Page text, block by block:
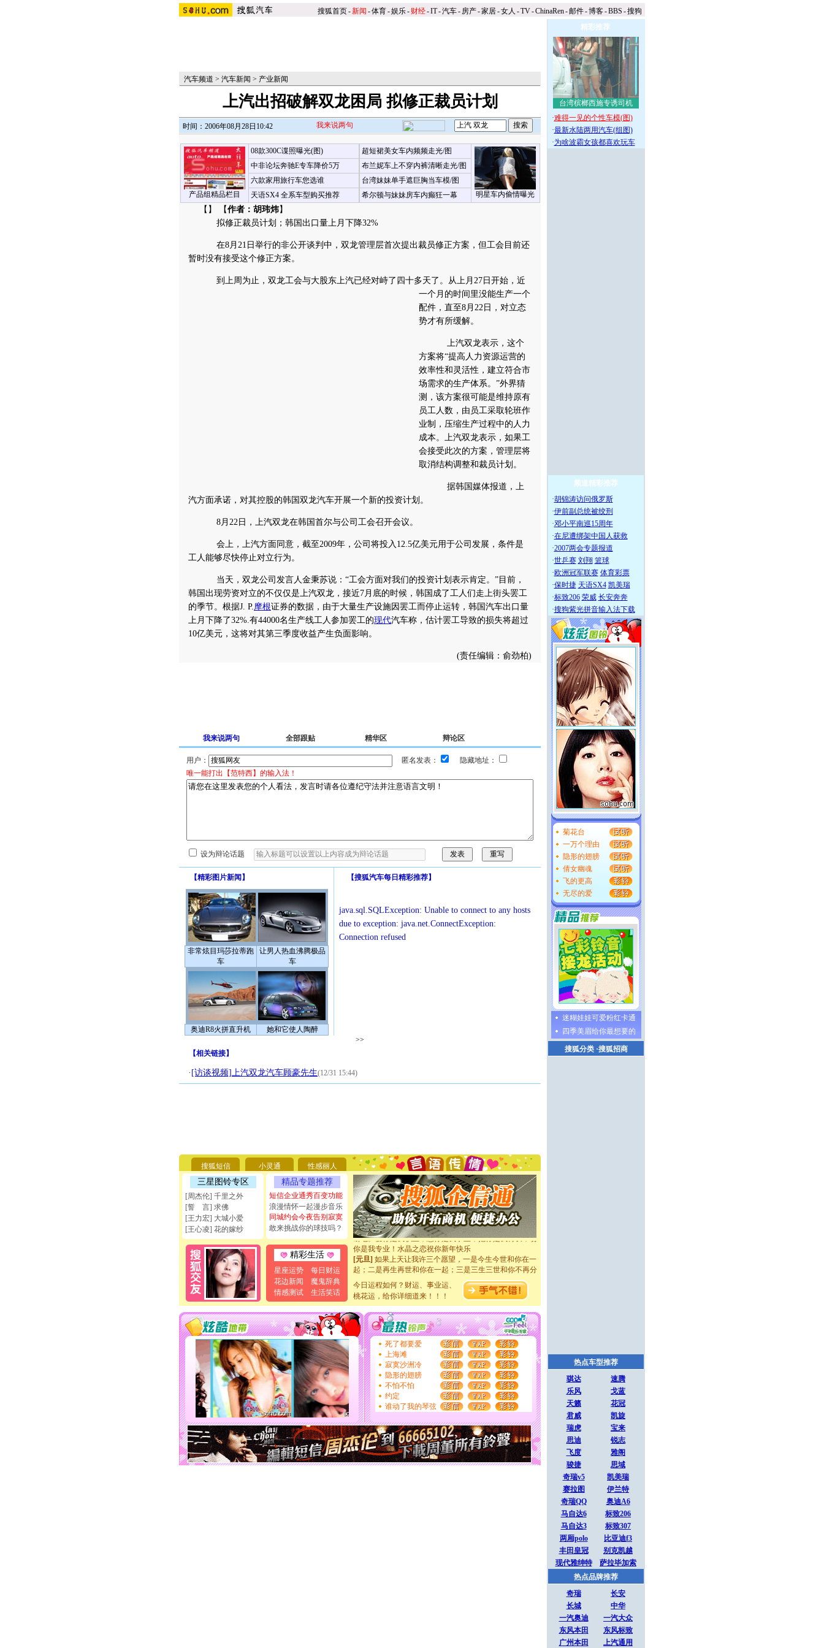
搜狐首页-新闻 -体育-娱乐- 财经-IT-汽车- 房产-家居-女人 -TV-ChinaRen-邮件-博客-BBS -搜狗
汽车频道 > 汽车新闻 > 产业新闻
上汽出招破解双龙困局 拟修正裁员计划
时间：2006年08月28日10:42 我来说两句
产品组精品栏目
08款300C谍照曝光(图)
中非论坛奔驰E专车降价5万
六款家用旅行车您选谁
天语SX4 全系车型购买推荐
超短裙美女车内频频走光/图
明星车内偷情曝光
布兰妮车上不穿内裤清晰走光/图
台湾妹妹单手遮巨胸当车模/图
希尔顿与妹妹房车内癫狂一幕
【 】 【作者：胡玮炜】
拟修正裁员计划；韩国出口量上月下降32%
在8月21日举行的非公开谈判中，双龙管理层首次提出裁员修正方案，但工会目前还
暂时没有接受这个修正方案。
到上周为止，双龙工会与大股东上汽已经对峙了四十多天了。 从上月27日开始，近
一个月的时间里没能生产一个
配件，直至8月22日，对立态
势才有所缓解。
上汽双龙表示，这个
方案将“提高人力资源运营的
效率性和灵活性，建立符合市
场需求的生产体系。”外界猜
测，该方案很可能是维持原有
员工人数，由员工采取轮班作
业制，压缩生产过程中的人力
成本。上汽双龙表示，如果工
会接受此次的方案，管理层将
取消结构调整和裁员计划。
据韩国媒体报道，上
汽方面承诺，对其控股的韩国双龙汽车开展一个新的投资计划。
8月22日，上汽双龙在韩国首尔与公司工会召开会议。
会上，上汽方面同意，截至2009年，公司将投入12.5亿美元用于公司发展，条件是
工人能够尽快停止对立行为。
当天，双龙公司发言人金秉苏说：“工会方面对我们的投资计划表示肯定。”目前，
韩国出现劳资对立的不仅仅是上汽双龙，接近7月底的时候，韩国成了工人们走上街头罢工
的季节。根据J. P.摩根证券的数据，由于大量生产设施因罢工而停止运转，韩国汽车出口量
上月下降了32%.有44000名生产线工人参加罢工的现代汽车称，估计罢工导致的损失将超过
10亿美元，这将对其第三季度收益产生负面影响。
(责任编辑：俞劲柏)
我来说两句 全部跟贴 精华区 辩论区
用户： 匿名发表：
隐藏地址：
唯一能打出【范特西】的输入法！
设为辩论话题
【精彩图片新闻 】
非常炫目玛莎拉蒂跑
车
让男人热血沸腾极品
车
奥迪R8火拼直升机 她和它使人陶醉
【搜狐汽车每日精彩推荐】
java.sql.SQLException: Unable to connect to any hosts
due to exception: java.net.ConnectException:
Connection refused
>>
【相关链接】
· [访谈视频]上汽双龙汽车顾豪先生(12/31 15:44)
搜狐短信 小灵通 性感丽人
三星图铃专区
[周杰伦] 千里之外
[誓 言] 求佛
[王力宏] 大城小爱
[王心凌] 花的嫁纱
精品专题推荐
短信企业通秀百变功能
浪漫情怀一起漫步音乐
同城约会今夜告别寂寞
敢来挑战你的球技吗？
精彩生活
星座运势
每日财运
花边新闻
魔鬼辞典
情感测试
生活笑话
要平安！千万要知足！千万不要忘记我！
[圣诞节]不只这样的日子才会想起你,而是这样的日子才
能正大光明地骚扰你,告诉你,圣诞要快乐!新年要快乐!天
天都要快乐噢!
[圣诞节]奉上一颗祝福的心,在这个特别的日子里,愿幸福,
如意,快乐,鲜花,一切美好的祝愿与你同在.圣诞快乐!
[元旦]看到你我会触电；看不到你我要充电；没有你我会
断电。爱你是我职业，想你是我事业，抱你是我特长，吻
你是我专业！水晶之恋祝你新年快乐
[元旦]如果上天让我许三个愿望，一是今生今世和你在一
起；二是再生再世和你在一起；三是三生三世和你不再分
离。水晶之恋祝你新年快乐
[元旦]当我狠下心扭头离去那一刻，你在我身后无助地哭
泣，这痛楚让我明白我多么爱你。我转身抱住你：这猪不
卖了。水晶之恋祝你新年快乐。
[春节]风柔雨润好月圆，半岛铁盒伴身边，每日尽显开心
颜！冬去春来似水如烟，劳碌人生需尽欢！听一曲轻歌，
道一声平安！新年吉祥万事如愿
[春节]
传说薰衣草有四片叶子：第一片叶子是信仰，第二
片叶子是希望，第三片叶子是爱情，第四片叶子是幸运。
送你一棵薰衣草，愿你新年快乐！
[圣诞节]
圣诞节到了，想想没什么送给你的，又不打算给
你太多，只有给你五千万：千万快乐！千万要健康！千万
要平安！千万要知足！千万不要忘记我！
[圣诞节]不只这样的日子才会想起你,而是这样的日子才
能正大光明地骚扰你,告诉你,圣诞要快乐!新年要快乐!天
天都要快乐噢!
[圣诞节]奉上一颗祝福的心,在这个特别的日子里,愿幸福,
如意,快乐,鲜花,一切美好的祝愿与你同在.圣诞快乐!
[元旦]看到你我会触电；看不到你我要充电；没有你我会
今日运程如何？财运、事业运、
桃花运，给你详细道来！！！
死了都要爱
上海滩
寂寞沙洲冷
隐形的翅膀
不怕不怕
约定
谁动了我的琴弦
精彩推荐
台湾槟榔西施专诱司机
·难得一见的个性车模(图)
·最新水陆两用汽车(组图)
·为啥波霸女孩都喜欢玩车
频道精彩推荐
·胡锦涛访问俄罗斯
·伊前副总统被绞刑
·邓小平南巡15周年
·在尼遭绑架中国人获救
·2007两会专题报道
·世乒赛 刘翔 篮球
·欧洲冠军联赛 体育彩票
·保时捷 天语SX4 凯美瑞
·标致206 荣威 长安奔奔
·搜狗紫光拼音输入法下载
菊花台
一万个理由
隐形的翅膀
倩女幽魂
飞的更高
无尽的爱
迷糊娃娃可爱粉红卡通
四季美眉给你最想要的
搜狐分类·搜狐招商
热点车型推荐
骐达
速腾
乐风
戈蓝
天籁
花冠
君威
凯旋
瑞虎
宝来
思迪
锐志
飞度
雅阁
骏捷
思域
奇瑞v5
凯美瑞
赛拉图
伊兰特
奇瑞QQ
奥迪A6
马自达6
标致206
马自达3
标致307
两厢polo
比亚迪f3
丰田皇冠
别克凯越
现代雅绅特
萨拉毕加索
热点品牌推荐
奇瑞
长安
长城
中华
一汽奥迪
一汽大众
东风本田
东风标致
广州本田
上汽通用